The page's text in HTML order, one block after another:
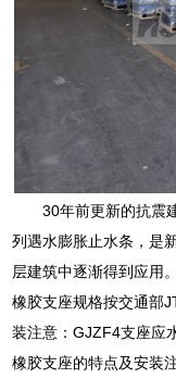
30年前更新的抗震
列遇水膨胀止水条，是
层建筑中逐渐得到应用
橡胶支座规格按交通部
装注意：GJZF4支座应
橡胶支座的特点及安装